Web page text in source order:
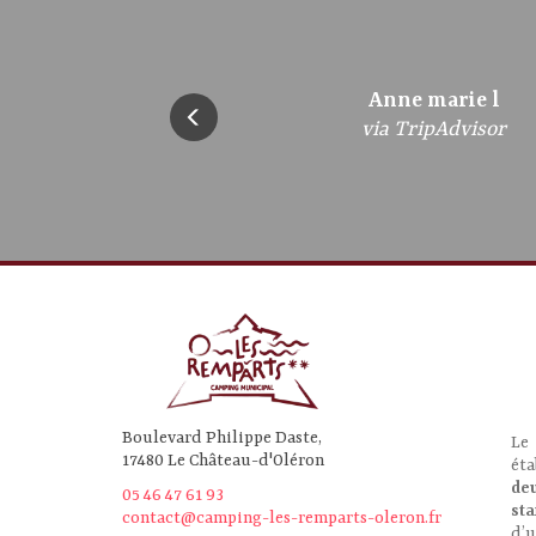
Frederic A
via TripAdvisor
Anne marie l
via TripAdvisor
jazzebre
via TripAdvisor
gepe5
via TripAdvisor
bregandbrigitte
via TripAdvisor
Boulevard Philippe Daste,
17480 Le Château-d'Oléron
05 46 47 61 93
contact@camping-les-remparts-oleron.fr
Le